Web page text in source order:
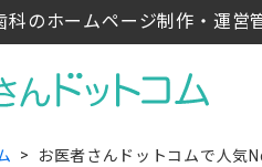
科のホームページ制作・運営
お医者さんドットコムで人気